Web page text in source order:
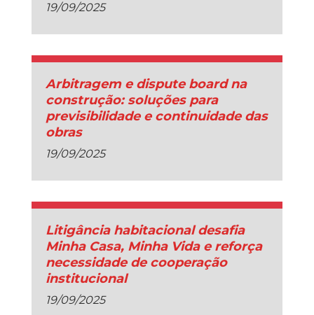
19/09/2025
Arbitragem e dispute board na
construção: soluções para
previsibilidade e continuidade das
obras
19/09/2025
Litigância habitacional desafia
Minha Casa, Minha Vida e reforça
necessidade de cooperação
institucional
19/09/2025